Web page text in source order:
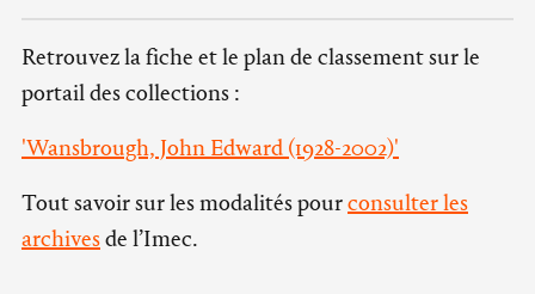
Retrouvez la fiche et le plan de classement sur le
portail des collections :
'Wansbrough, John Edward (1928-2002)'
Tout savoir sur les modalités pourconsulter les
archivesde l’Imec.